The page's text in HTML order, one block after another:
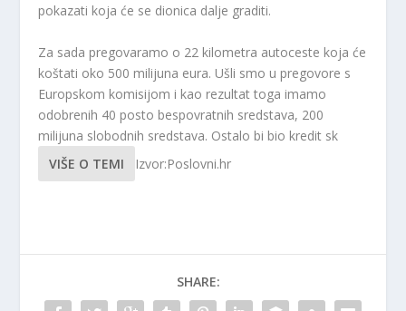
pokazati koja će se dionica dalje graditi.
Za sada pregovaramo o 22 kilometra autoceste koja će
koštati oko 500 milijuna eura. Ušli smo u pregovore s
Europskom komisijom i kao rezultat toga imamo
odobrenih 40 posto bespovratnih sredstava, 200
milijuna slobodnih sredstava. Ostalo bi bio kredit sk
VIŠE O TEMI
Izvor:Poslovni.hr
SHARE: